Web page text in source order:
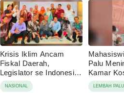
Krisis Iklim Ancam
Fiskal Daerah,
Legislator se Indonesia
Dorong APBD Berbasis
Ketahanan Lingkungan
NASIONAL
Palu
Kamar
Tolak
LEMBAH PALU